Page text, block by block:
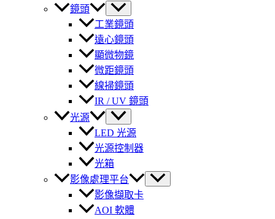
鏡頭
工業鏡頭
遠心鏡頭
顯微物鏡
微距鏡頭
線掃鏡頭
IR / UV 鏡頭
光源
LED 光源
光源控制器
光箱
影像處理平台
影像擷取卡
AOI 軟體